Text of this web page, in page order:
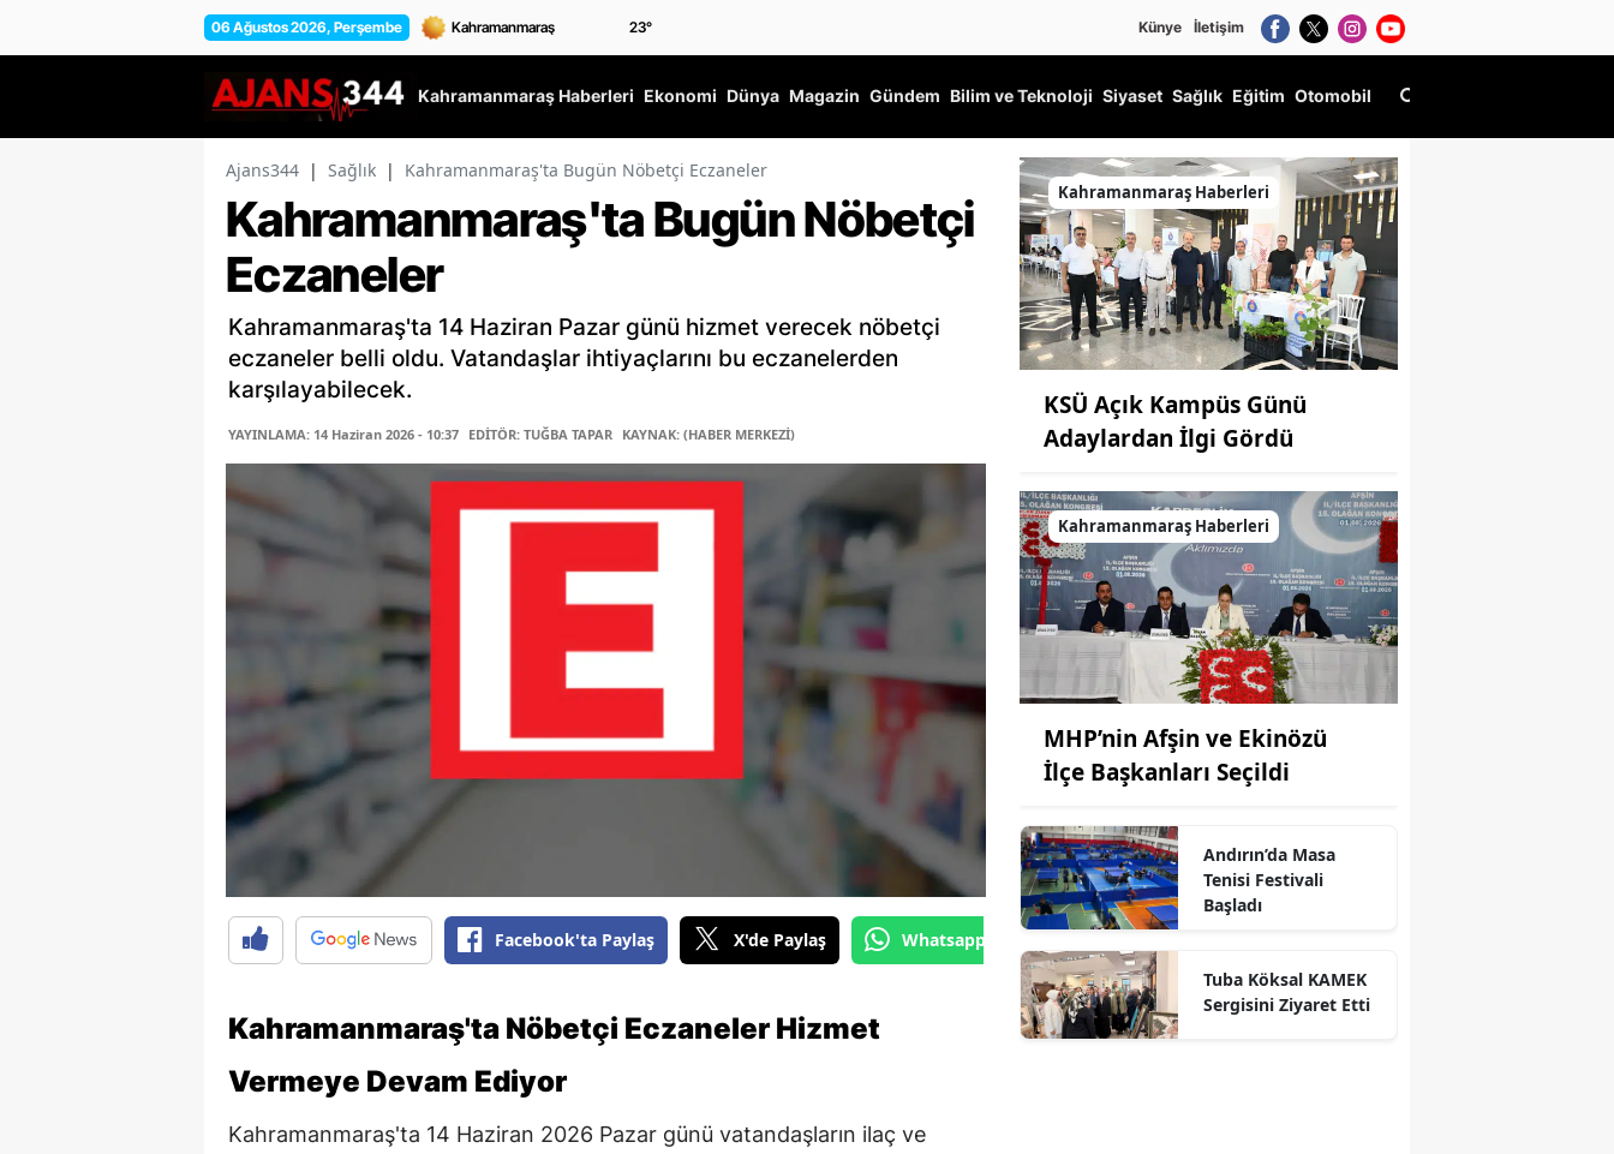
06 Ağustos 2026, Perşembe 23° Künye İletişim
Kahramanmaraş Haberleri Ekonomi Dünya Magazin Gündem Bilim ve Teknoloji Siyaset Sağlık Eğitim Otomobil
Ajans344 | Sağlık | Kahramanmaraş'ta Bugün Nöbetçi Eczaneler
Kahramanmaraş'ta Bugün Nöbetçi
Eczaneler
Kahramanmaraş'ta 14 Haziran Pazar günü hizmet verecek nöbetçi
eczaneler belli oldu. Vatandaşlar ihtiyaçlarını bu eczanelerden
karşılayabilecek.
YAYINLAMA: 14 Haziran 2026 - 10:37 EDİTÖR: TUĞBA TAPAR KAYNAK: (HABER MERKEZİ)
Facebook'ta Paylaş X'de Paylaş Whatsapp'tan Gönder
Kahramanmaraş'ta Nöbetçi Eczaneler Hizmet
Vermeye Devam Ediyor
Kahramanmaraş'ta 14 Haziran 2026 Pazar günü vatandaşların ilaç ve
Kahramanmaraş Haberleri
KSÜ Açık Kampüs Günü
Adaylardan İlgi Gördü
Kahramanmaraş Haberleri
MHP’nin Afşin ve Ekinözü
İlçe Başkanları Seçildi
Andırın’da Masa
Tenisi Festivali
Başladı
Tuba Köksal KAMEK
Sergisini Ziyaret Etti